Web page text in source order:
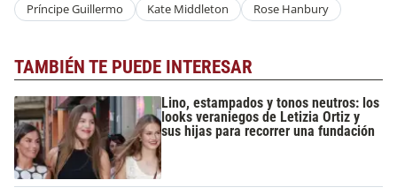
Príncipe Guillermo Kate Middleton Rose Hanbury
TAMBIÉN TE PUEDE INTERESAR
Lino, estampados y tonos neutros: los
looks veraniegos de Letizia Ortiz y
sus hijas para recorrer una fundación